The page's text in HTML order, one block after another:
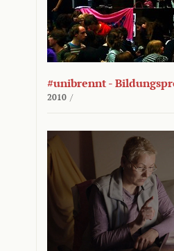
#unibrennt -
2010 /